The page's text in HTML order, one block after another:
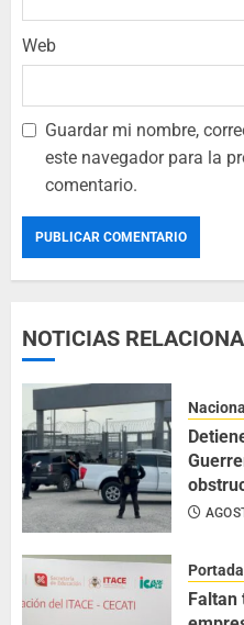
Web
Guardar mi nombre,
este navegador para la
comentario.
NOTICIAS
Nacional
Portada